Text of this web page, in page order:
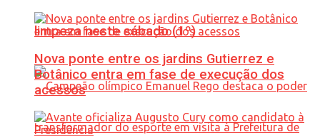
limpeza neste sábado (1º)
Nova ponte entre os jardins Gutierrez e
Botânico entra em fase de execução dos
acessos